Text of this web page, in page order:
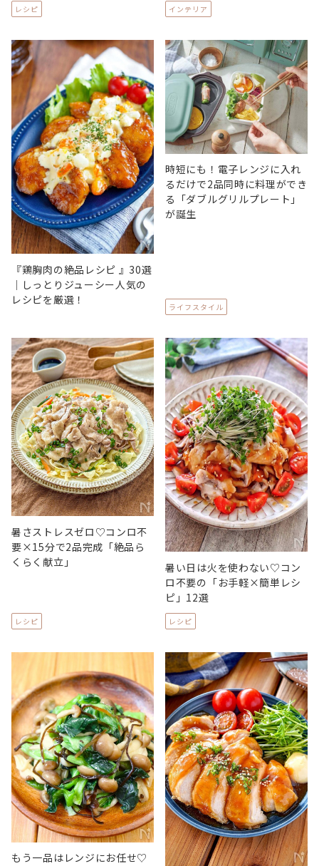
レシピ インテリア
『鶏胸肉の絶品レシピ 』30選
｜しっとりジューシー人気の
レシピを厳選！
時短にも！電子レンジに入れ
るだけで2品同時に料理ができ
る「ダブルグリルプレート」
が誕生
ライフスタイル
暑さストレスゼロ♡コンロ不
要×15分で2品完成「絶品ら
くらく献立」
レシピ
暑い日は火を使わない♡コン
ロ不要の「お手軽×簡単レシ
ピ」12選
レシピ
もう一品はレンジにお任せ♡